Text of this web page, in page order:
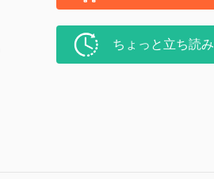
ちょっと立ち読み